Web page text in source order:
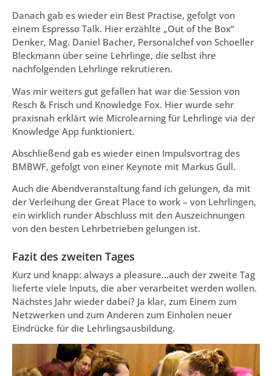
Danach gab es wieder ein Best Practise, gefolgt von
einem Espresso Talk. Hier erzählte „Out of the Box“
Denker, Mag. Daniel Bacher, Personalchef von Schoeller
Bleckmann über seine Lehrlinge, die selbst ihre
nachfolgenden Lehrlinge rekrutieren.
Was mir weiters gut gefallen hat war die Session von
Resch & Frisch und Knowledge Fox. Hier wurde sehr
praxisnah erklärt wie Microlearning für Lehrlinge via der
Knowledge App funktioniert.
Abschließend gab es wieder einen Impulsvortrag des
BMBWF, gefolgt von einer Keynote mit Markus Gull.
Auch die Abendveranstaltung fand ich gelungen, da mit
der Verleihung der Great Place to work – von Lehrlingen,
ein wirklich runder Abschluss mit den Auszeichnungen
von den besten Lehrbetrieben gelungen ist.
Fazit des zweiten Tages
Kurz und knapp: always a pleasure…auch der zweite Tag
lieferte viele Inputs, die aber verarbeitet werden wollen.
Nächstes Jahr wieder dabei? Ja klar, zum Einem zum
Netzwerken und zum Anderen zum Einholen neuer
Eindrücke für die Lehrlingsausbildung.